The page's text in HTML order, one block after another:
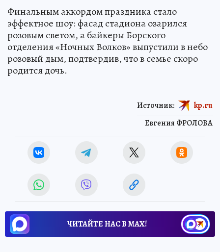
Финальным аккордом праздника стало
эффектное шоу: фасад стадиона озарился
розовым светом, а байкеры Борского
отделения «Ночных Волков» выпустили в небо
розовый дым, подтвердив, что в семье скоро
родится дочь.
Евгения ФРОЛОВА
Источник: kp.ru
ЧИТАЙТЕ НАС В МАХ!